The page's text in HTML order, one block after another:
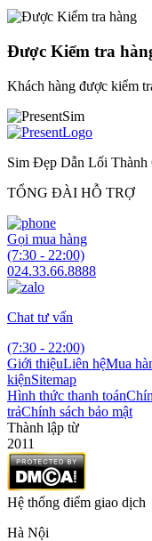
Được Kiểm tra
Khách hàng được kiểm
Sim Đẹp Dẫn Lối Thành
TỔNG ĐÀI HỖ TRỢ
Gọi mua hàng
(7:30 - 22:00)
024.33.66.8888
Chat tư vấn
(7:30 - 22:00)
Giới thiệuLiên hệMua
kiệnSitemap
Hình thức thanh toán
trảChính sách bảo mật
Thành lập từ
2011
Hệ thống điểm giao dịch
Hà Nội